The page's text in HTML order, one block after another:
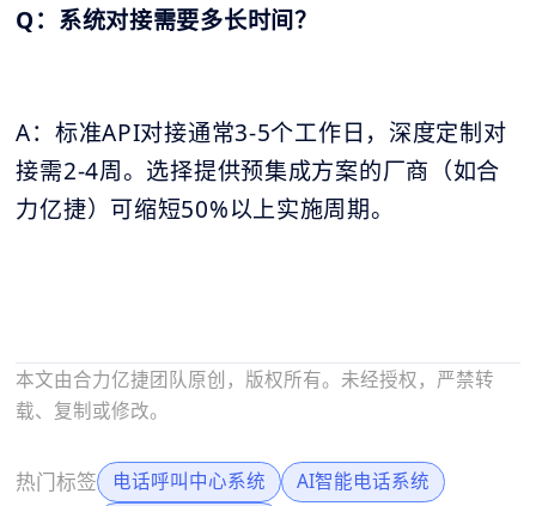
Q：系统对接需要多长时间？
A：标准API对接通常3-5个工作日，深度定制对
接需2-4周。选择提供预集成方案的厂商（如合
力亿捷）可缩短50%以上实施周期。
本文由合力亿捷团队原创，版权所有。未经授权，严禁转
载、复制或修改。
热门标签 电话呼叫中心系统
AI智能电话系统